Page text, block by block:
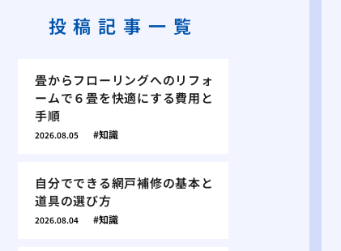
投稿記事一覧
畳からフローリングへのリフォ
ームで６畳を快適にする費用と
手順
2026.08.05 知識
自分でできる網戸補修の基本と
道具の選び方
2026.08.04 知識